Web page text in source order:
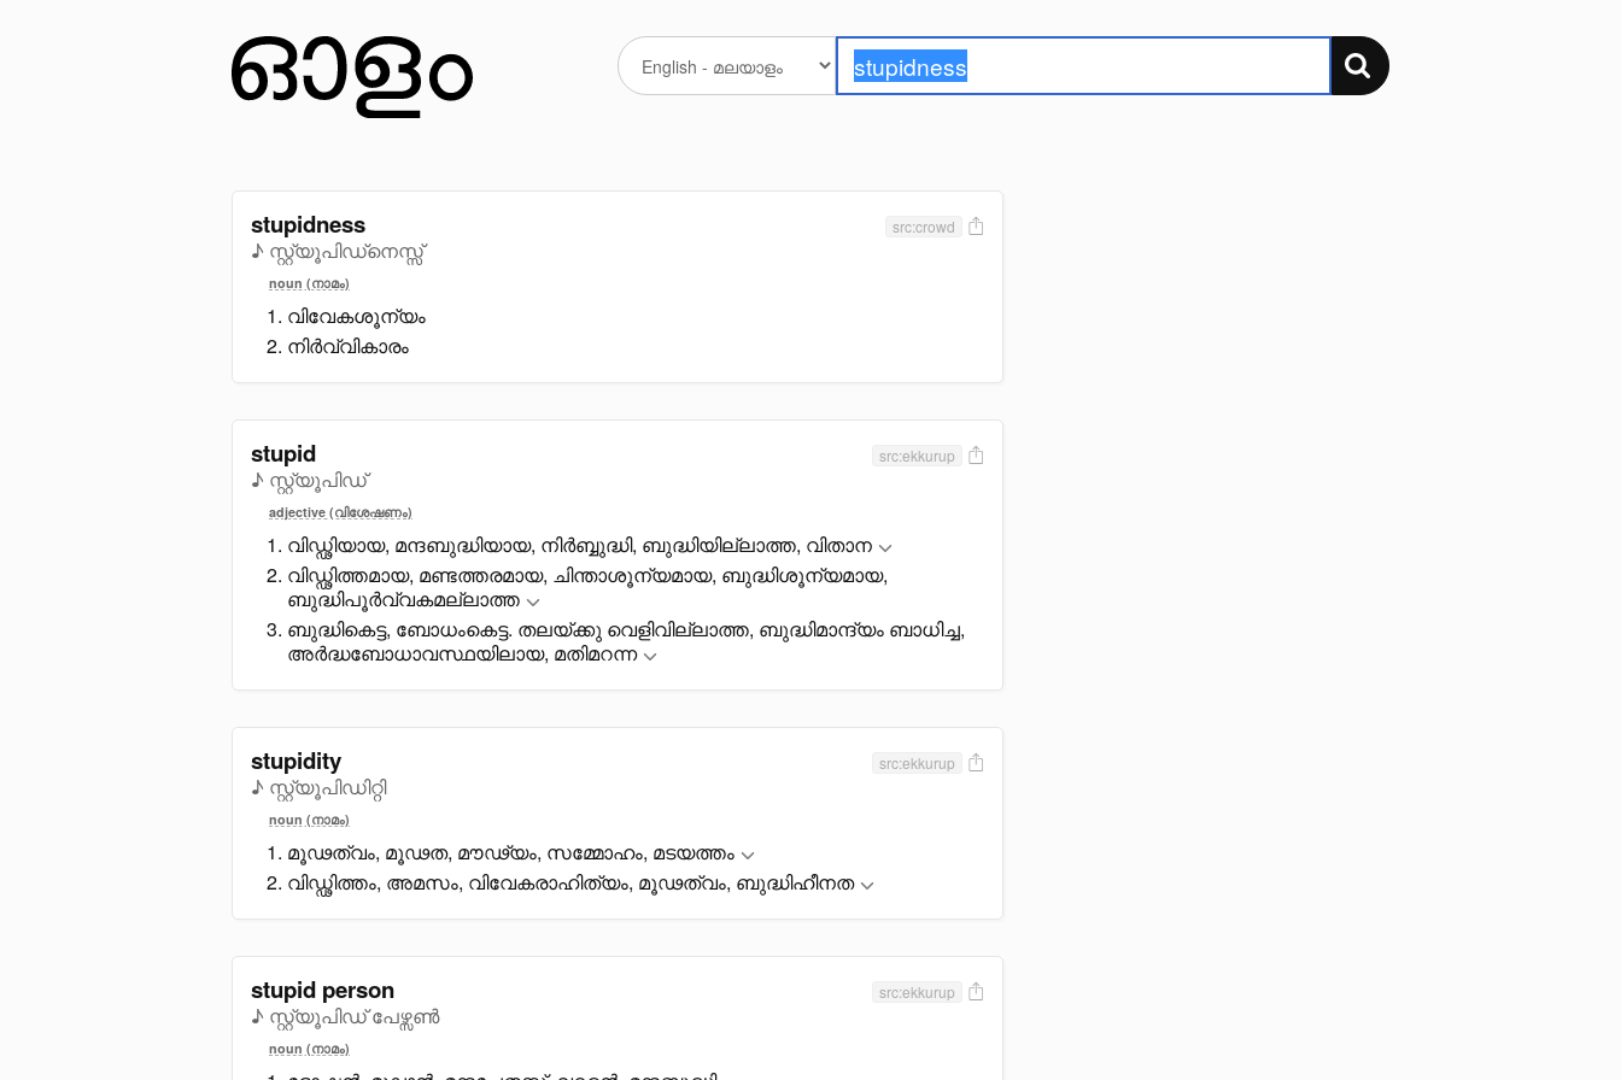
stupidness
♪ സ്റ്റ്യൂപിഡ്നെസ്സ്
src:crowd
noun (നാമം)
വിവേകശൂന്യം
നിർവ്വികാരം
stupid
♪ സ്റ്റ്യൂപിഡ്
src:ekkurup
adjective (വിശേഷണം)
വിഡ്ഢിയായ, മന്ദബുദ്ധിയായ, നിർബ്ബുദ്ധി, ബുദ്ധിയില്ലാത്ത, വിതാന
വിഡ്ഢിത്തമായ, മണ്ടത്തരമായ, ചിന്താശൂന്യമായ, ബുദ്ധിശൂന്യമായ,
ബുദ്ധിപൂർവ്വകമല്ലാത്ത
ബുദ്ധികെട്ട, ബോധംകെട്ട. തലയ്ക്കു വെളിവില്ലാത്ത, ബുദ്ധിമാന്ദ്യം ബാധിച്ച,
അർദ്ധബോധാവസ്ഥയിലായ, മതിമറന്ന
stupidity
♪ സ്റ്റ്യൂപിഡിറ്റി
src:ekkurup
noun (നാമം)
മൂഢത്വം, മൂഢത, മൗഢ്യം, സമ്മോഹം, മടയത്തം
വിഡ്ഢിത്തം, അമസം, വിവേകരാഹിത്യം, മൂഢത്വം, ബുദ്ധിഹീനത
stupid person
♪ സ്റ്റ്യൂപിഡ് പേഴ്സൺ
src:ekkurup
noun (നാമം)